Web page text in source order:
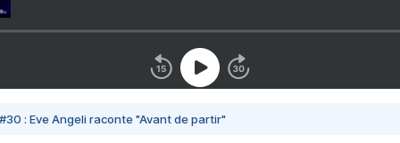
#30 : Eve Angeli raconte "Avant de partir"